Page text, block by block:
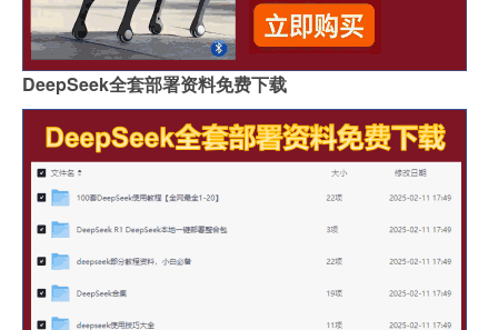
DeepSeek全套部署资料免费下载